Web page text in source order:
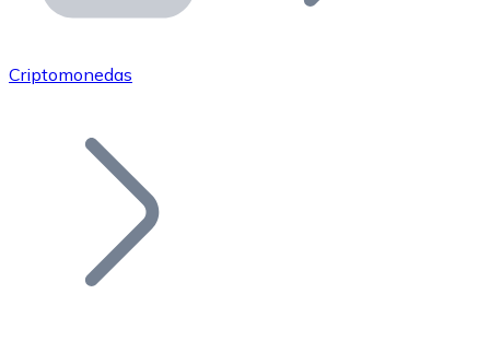
Únete a nuestra red de distribuidores.
Añade tu proyecto a nuestro ecosistema.
Criptomonedas